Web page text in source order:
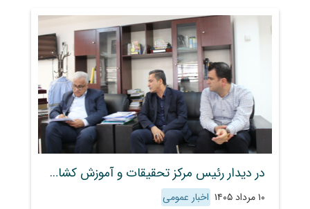
در دیدار رئیس مرکز تحقیقات و آموزش کشاورزی و منابع طبیعی استان فارس با معاون هماهنگی امور عمرانی استاندار فارس، راهکارهای حمایت از زیرساخت‌ها و بررسی مسائل عمرانی مرکز مورد بررسی قرار گرفت
۱۰ مرداد ۱۴۰۵ اخبار عمومی